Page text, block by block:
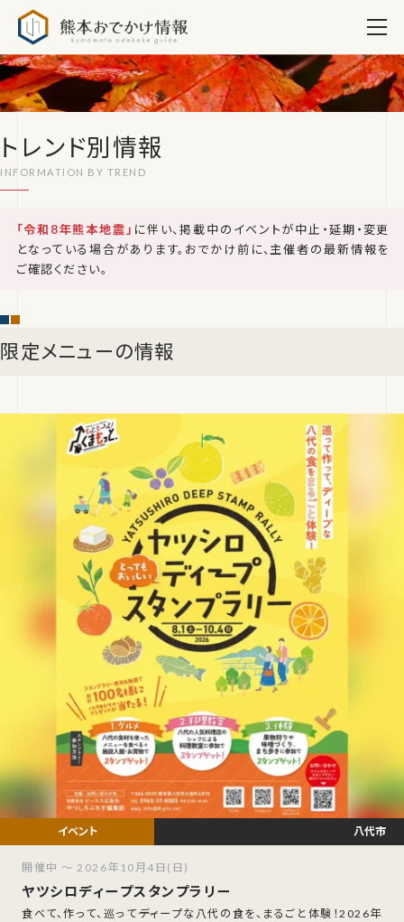
トレンド別情報
「令和8年熊本地震」 に伴い、掲載中のイベントが中止・延期・変更
となっている場合があります。おでかけ前に、主催者の最新情報を
ご確認ください。
限定メニューの情報
ヤツシロディープスタンプラリー
食べて、作って、巡って――ディープな八代の食を、まるごと体験！2026年
八代市
開催中 ～ 2026年10月4日(日)